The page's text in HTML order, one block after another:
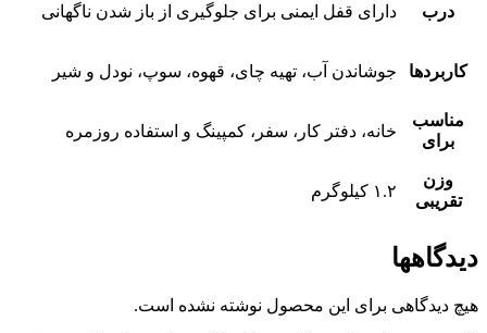
درب دارای قفل ایمنی برای جلوگیری از باز شدن ناگهانی
کاربردها جوشاندن آب، تهیه چای، قهوه، سوپ، نودل و شیر
مناسب
برای
خانه، دفتر کار، سفر، کمپینگ و استفاده روزمره
وزن
تقریبی
۱.۲ کیلوگرم
دیدگاهها
هیچ دیدگاهی برای این محصول نوشته نشده است.